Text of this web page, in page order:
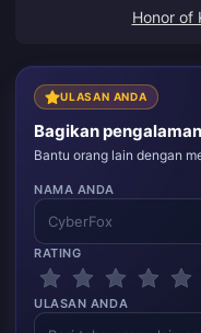
kesalahan pada
benar.
Honor of
ULASAN ANDA
Bagikan
Bantu orang lain dengan
NAMA ANDA
RATING
ULASAN ANDA